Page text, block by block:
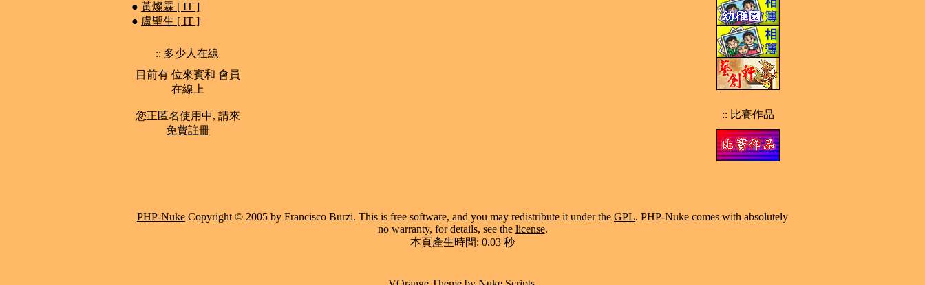
● 黃燦霖 [ IT ]
● 盧聖生 [ IT ]
:: 多少人在線
目前有 位來賓和 會員
在線上
您正匿名使用中, 請來
免費註冊
:: 比賽作品
PHP-Nuke Copyright © 2005 by Francisco Burzi. This is free software, and you may redistribute it under the GPL. PHP-Nuke comes with absolutely
no warranty, for details, see the license.
本頁產生時間: 0.03 秒